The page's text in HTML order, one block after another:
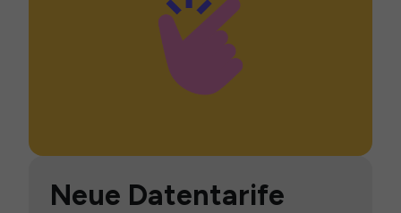
Neue Datentarife